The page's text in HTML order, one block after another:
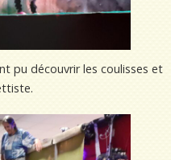
pu découvrir les coulisses et